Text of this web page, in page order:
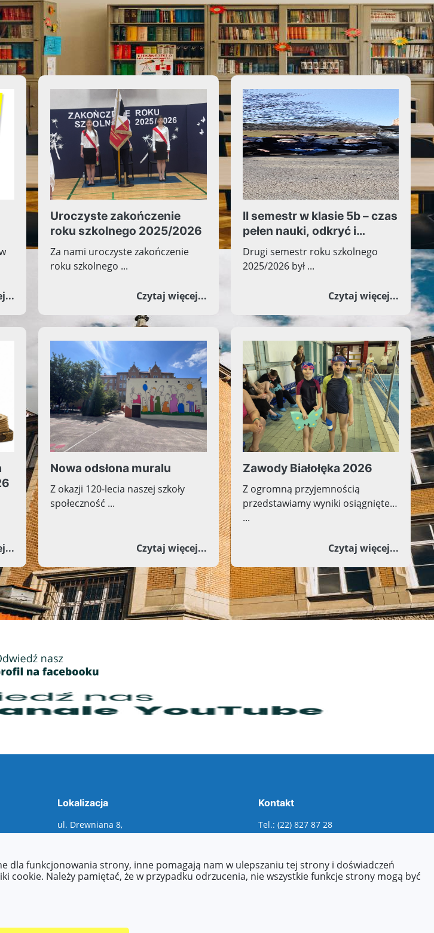
Więcej ważnych informacji
POWSTANIA WARSZAWSKIEGO W ŚRODOWISKU KRYBAR ŚWIATOWEGO ZWIĄZKU
o Odbiór zaświadczeń wyników Egzaminu Ósmoklasisty
Uroczyste zakończenie
roku szkolnego 2025/2026
Za nami uroczyste zakończenie
roku szkolnego ...
Czytaj więcej...o Uroczyste zakończenie roku szkolnego 2025/
II semestr w klasie 5b – czas
pełen nauki, odkryć i
wspólnych przeżyć
Drugi semestr roku szkolnego
2025/2026 był ...
Czytaj więcej... o II
miejsca
o Uroczystość zakończenia roku szkolnego 2025/2026
Nowa odsłona muralu
Z okazji 120-lecia naszej szkoły
społeczność ...
Czytaj więcej...o Nowa odsłona muralu
Zawody Białołęka 2026
Z ogromną przyjemnością
przedstawiamy wyniki osiągnięte
...
Czytaj więcej... o
Więcej aktualności
Lokalizacja
ul. Drewniana 8,
00-345 Warszawa
Kontakt
Tel.: (22) 827 87 28
E-mail:szkola.sp41@eduwarszawa.pl
dla funkcjonowania strony, inne pomagają nam w ulepszaniu tej strony i doświadczeń
cookie. Należy pamiętać, że w przypadku odrzucenia, nie wszystkie funkcje strony mogą być